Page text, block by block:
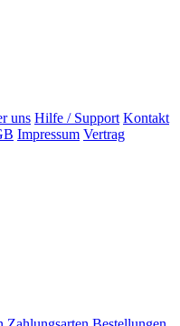
uns Hilfe / Support Kontakt
Impressum Vertrag